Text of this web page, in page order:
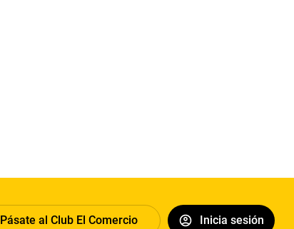
Pásate al Club El Comercio Inicia sesión